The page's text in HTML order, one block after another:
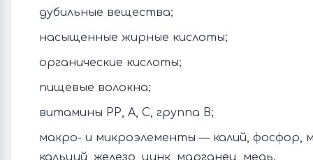
дубильные вещества;
насыщенные жирные кислоты;
органические кислоты;
пищевые волокна;
витамины РР, А, С, группа В;
макро- и микроэлементы — калий, фосфор,
кальций, железо, цинк, марганец, медь.